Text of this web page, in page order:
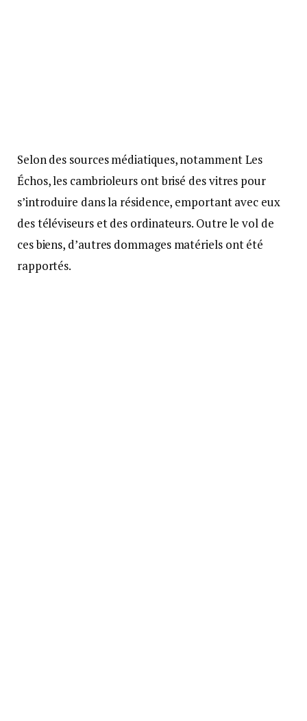
Selon des sources médiatiques, notamment Les
Échos, les cambrioleurs ont brisé des vitres pour
s’introduire dans la résidence, emportant avec eux
des téléviseurs et des ordinateurs. Outre le vol de
ces biens, d’autres dommages matériels ont été
rapportés.